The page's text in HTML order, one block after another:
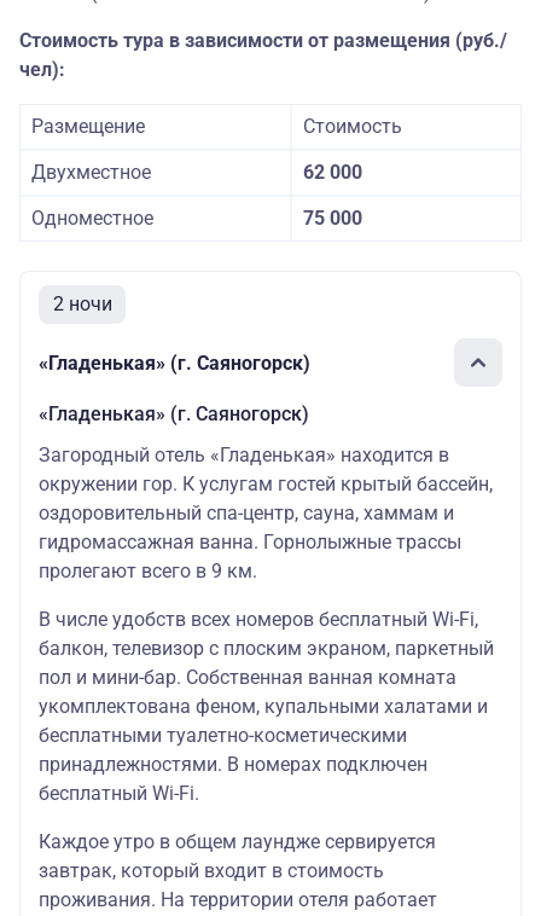
Стоимость тура в зависимости от размещения (руб./
чел):
Размещение
Стоимость
Двухместное
62 000
Одноместное
75 000
2 ночи
«Гладенькая» (г. Саяногорск)
«Гладенькая» (г. Саяногорск)
Загородный отель «Гладенькая» находится в
окружении гор. К услугам гостей крытый бассейн,
оздоровительный спа-центр, сауна, хаммам и
гидромассажная ванна. Горнолыжные трассы
пролегают всего в 9 км.
В числе удобств всех номеров бесплатный Wi-Fi,
балкон, телевизор с плоским экраном, паркетный
пол и мини-бар. Собственная ванная комната
укомплектована феном, купальными халатами и
бесплатными туалетно-косметическими
принадлежностями. В номерах подключен
бесплатный Wi-Fi.
Каждое утро в общем лаундже сервируется
завтрак, который входит в стоимость
проживания. На территории отеля работает